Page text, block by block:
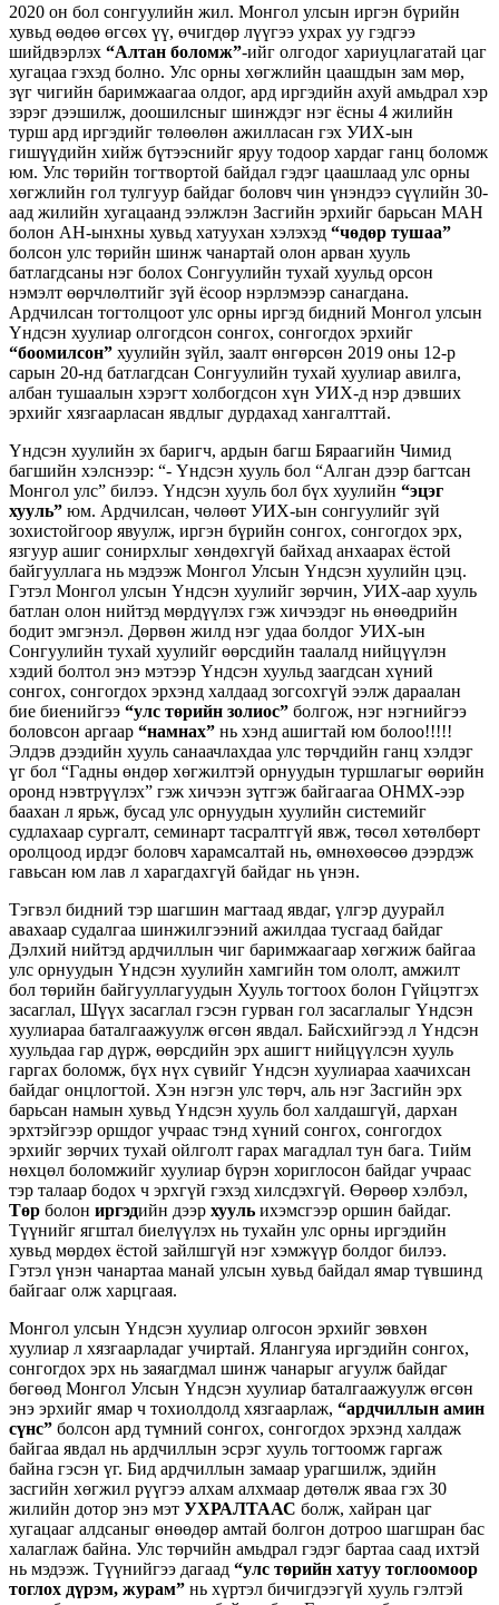
2020 он бол сонгуулийн жил. Монгол улсын иргэн бүрийн
хувьд өөдөө өгсөх үү, өчигдөр лүүгээ ухрах уу гэдгээ
шийдвэрлэх “Алтан боломж”-ийг олгодог хариуцлагатай цаг
хугацаа гэхэд болно. Улс орны хөгжлийн цаашдын зам мөр,
зүг чигийн баримжаагаа олдог, ард иргэдийн ахуй амьдрал хэр
зэрэг дээшилж, доошилсныг шинждэг нэг ёсны 4 жилийн
турш ард иргэдийг төлөөлөн ажилласан гэх УИХ-ын
гишүүдийн хийж бүтээснийг яруу тодоор хардаг ганц боломж
юм. Улс төрийн тогтвортой байдал гэдэг цаашлаад улс орны
хөгжлийн гол тулгуур байдаг боловч чин үнэндээ сүүлийн 30-
аад жилийн хугацаанд ээлжлэн Засгийн эрхийг барьсан МАН
болон АН-ынхны хувьд хатуухан хэлэхэд “чөдөр тушаа”
болсон улс төрийн шинж чанартай олон арван хууль
батлагдсаны нэг болох Сонгуулийн тухай хуульд орсон
нэмэлт өөрчлөлтийг зүй ёсоор нэрлэмээр санагдана.
Ардчилсан тогтолцоот улс орны иргэд бидний Монгол улсын
Үндсэн хуулиар олгогдсон сонгох, сонгогдох эрхийг
“боомилсон” хуулийн зүйл, заалт өнгөрсөн 2019 оны 12-р
сарын 20-нд батлагдсан Сонгуулийн тухай хуулиар авилга,
албан тушаалын хэрэгт холбогдсон хүн УИХ-д нэр дэвших
эрхийг хязгаарласан явдлыг дурдахад хангалттай.
Үндсэн хуулийн эх баригч, ардын багш Бяраагийн Чимид
багшийн хэлснээр: “- Үндсэн хууль бол “Алган дээр багтсан
Монгол улс” билээ. Үндсэн хууль бол бүх хуулийн “эцэг
хууль” юм. Ардчилсан, чөлөөт УИХ-ын сонгуулийг зүй
зохистойгоор явуулж, иргэн бүрийн сонгох, сонгогдох эрх,
язгуур ашиг сонирхлыг хөндөхгүй байхад анхаарах ёстой
байгууллага нь мэдээж Монгол Улсын Үндсэн хуулийн цэц.
Гэтэл Монгол улсын Үндсэн хуулийг зөрчин, УИХ-аар хууль
батлан олон нийтэд мөрдүүлэх гэж хичээдэг нь өнөөдрийн
бодит эмгэнэл. Дөрвөн жилд нэг удаа болдог УИХ-ын
Сонгуулийн тухай хуулийг өөрсдийн таалалд нийцүүлэн
хэдий болтол энэ мэтээр Үндсэн хуульд заагдсан хүний
сонгох, сонгогдох эрхэнд халдаад зогсохгүй ээлж дараалан
бие биенийгээ “улс төрийн золиос” болгож, нэг нэгнийгээ
боловсон аргаар “намнах” нь хэнд ашигтай юм болоо!!!!!
Элдэв дээдийн хууль санаачлахдаа улс төрчдийн ганц хэлдэг
үг бол “Гадны өндөр хөгжилтэй орнуудын туршлагыг өөрийн
оронд нэвтрүүлэх” гэж хичээн зүтгэж байгаагаа ОНМХ-ээр
баахан л ярьж, бусад улс орнуудын хуулийн системийг
судлахаар сургалт, семинарт тасралтгүй явж, төсөл хөтөлбөрт
оролцоод ирдэг боловч харамсалтай нь, өмнөхөөсөө дээрдэж
гавьсан юм лав л харагдахгүй байдаг нь үнэн.
Тэгвэл бидний тэр шагшин магтаад явдаг, үлгэр дуурайл
авахаар судалгаа шинжилгээний ажилдаа тусгаад байдаг
Дэлхий нийтэд ардчиллын чиг баримжаагаар хөгжиж байгаа
улс орнуудын Үндсэн хуулийн хамгийн том ололт, амжилт
бол төрийн байгууллагуудын Хууль тогтоох болон Гүйцэтгэх
засаглал, Шүүх засаглал гэсэн гурван гол засаглалыг Үндсэн
хуулиараа баталгаажуулж өгсөн явдал. Байсхийгээд л Үндсэн
хуульдаа гар дүрж, өөрсдийн эрх ашигт нийцүүлсэн хууль
гаргах боломж, бүх нүх сүвийг Үндсэн хуулиараа хаачихсан
байдаг онцлогтой. Хэн нэгэн улс төрч, аль нэг Засгийн эрх
барьсан намын хувьд Үндсэн хууль бол халдашгүй, дархан
эрхтэйгээр оршдог учраас тэнд хүний сонгох, сонгогдох
эрхийг зөрчих тухай ойлголт гарах магадлал тун бага. Тийм
нөхцөл боломжийг хуулиар бүрэн хориглосон байдаг учраас
тэр талаар бодох ч эрхгүй гэхэд хилсдэхгүй. Өөрөөр хэлбэл,
Төр болон иргэдийн дээр хууль ихэмсгээр оршин байдаг.
Түүнийг ягштал биелүүлэх нь тухайн улс орны иргэдийн
хувьд мөрдөх ёстой зайлшгүй нэг хэмжүүр болдог билээ.
Гэтэл үнэн чанартаа манай улсын хувьд байдал ямар түвшинд
байгааг олж харцгаая.
Монгол улсын Үндсэн хуулиар олгосон эрхийг зөвхөн
хуулиар л хязгаарладаг учиртай. Ялангуяа иргэдийн сонгох,
сонгогдох эрх нь заяагдмал шинж чанарыг агуулж байдаг
бөгөөд Монгол Улсын Үндсэн хуулиар баталгаажуулж өгсөн
энэ эрхийг ямар ч тохиолдолд хязгаарлаж, “ардчиллын амин
сүнс” болсон ард түмний сонгох, сонгогдох эрхэнд халдаж
байгаа явдал нь ардчиллын эсрэг хууль тогтоомж гаргаж
байна гэсэн үг. Бид ардчиллын замаар урагшилж, эдийн
засгийн хөгжил рүүгээ алхам алхмаар дөтөлж яваа гэх 30
жилийн дотор энэ мэт УХРАЛТААС болж, хайран цаг
хугацааг алдсаныг өнөөдөр амтай болгон дотроо шагшран бас
халаглаж байна. Улс төрчийн амьдрал гэдэг бартаа саад ихтэй
нь мэдээж. Түүнийгээ дагаад “улс төрийн хатуу тоглоомоор
тоглох дүрэм, журам” нь хүртэл бичигдээгүй хууль гэлтэй